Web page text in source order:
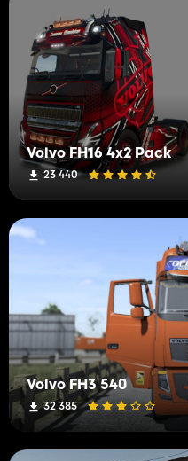
Volvo FH16 4x2 Pack
23 440
Volvo FH3 540
32 385